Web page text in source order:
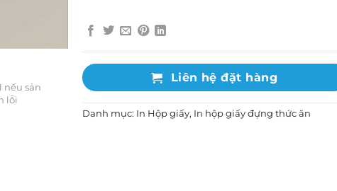
nếu sản
lỗi
Liên hệ đặt hàng
Danh mục: In Hộp giấy, In hộp giấy đựng thức ăn